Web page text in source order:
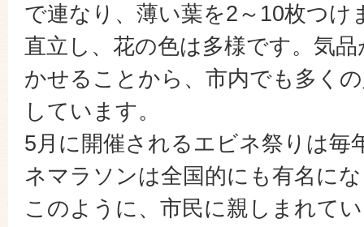
で連なり、薄い葉を2～10枚つけ
直立し、花の色は多様です。気
かせることから、市内でも多く
しています。
5月に開催されるエビネ祭りは毎
ネマラソンは全国的にも有名に
このように、市民に親しまれて